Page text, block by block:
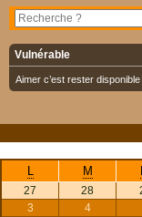
Vulnérable
Aimer c’est rester disponible
M
27 28
3
4